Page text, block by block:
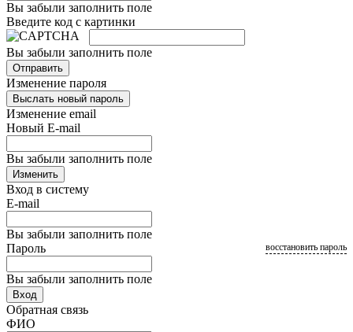
Вы забыли заполнить поле
Введите код с картинки
Вы забыли заполнить поле
Отправить
Изменение пароля
Выслать новый пароль
Изменение email
Новый E-mail
Вы забыли заполнить поле
Изменить
Вход в систему
E-mail
Вы забыли заполнить поле
Пароль
Вы забыли заполнить поле
восстановить пароль
Вход
Обратная связь
ФИО